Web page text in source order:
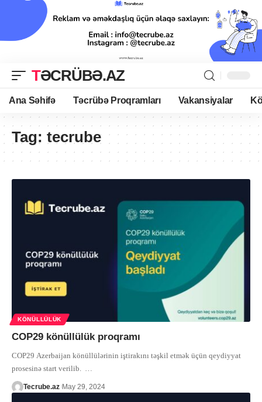
TƏCRÜBƏ.AZ
Ana Səhifə Təcrübə Proqramları Vakansiyalar
Tag: tecrube
KÖNÜLLÜLÜK
COP29 könüllülük proqramı
COP29 Azerbaijan könüllülərinin iştirakını təşkil etmək üçün qeydiyyat
prosesinə start verilib. …
Tecrube.az May 29, 2024